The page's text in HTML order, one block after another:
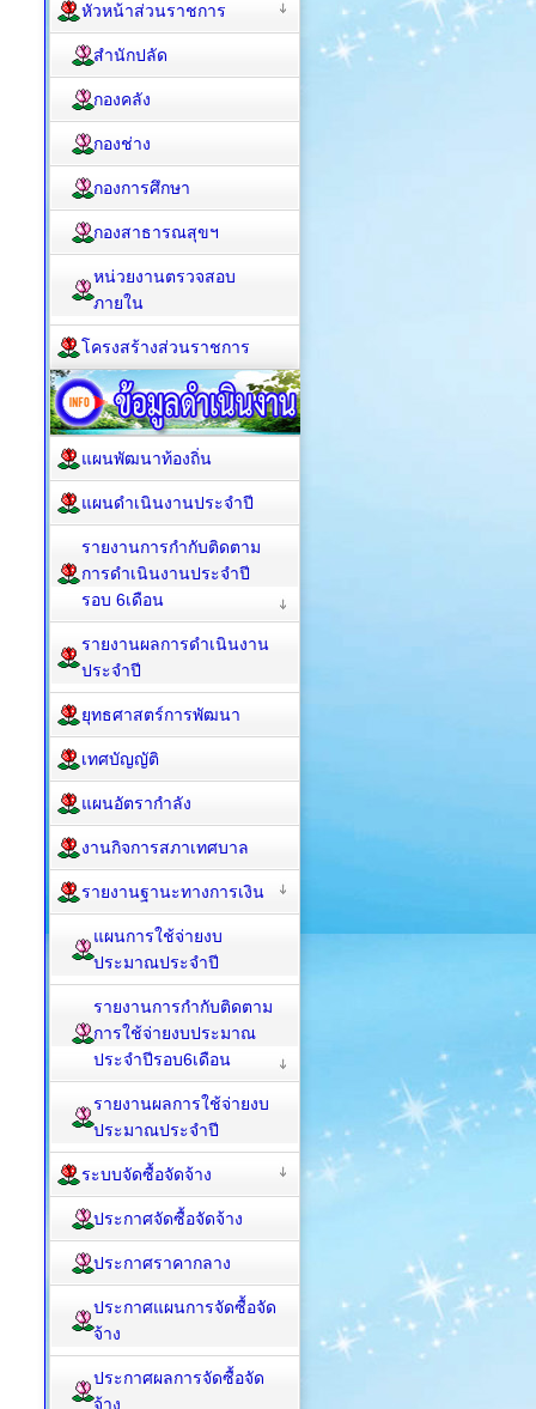
หัวหน้าส่วนราชการ
สำนักปลัด
กองคลัง
กองช่าง
กองการศึกษา
กองสาธารณสุขฯ
หน่วยงานตรวจสอบ
ภายใน
โครงสร้างส่วนราชการ
แผนพัฒนาท้องถิ่น
แผนดำเนินงานประจำปี
รายงานการกำกับติดตาม
การดำเนินงานประจำปี
รอบ 6เดือน
รายงานผลการดำเนินงาน
ประจำปี
ยุทธศาสตร์การพัฒนา
เทศบัญญัติ
แผนอัตรากำลัง
งานกิจการสภาเทศบาล
รายงานฐานะทางการเงิน
แผนการใช้จ่ายงบ
ประมาณประจำปี
รายงานการกำกับติดตาม
การใช้จ่ายงบประมาณ
ประจำปีรอบ6เดือน
รายงานผลการใช้จ่ายงบ
ประมาณประจำปี
ระบบจัดซื้อจัดจ้าง
ประกาศจัดซื้อจัดจ้าง
ประกาศราคากลาง
ประกาศแผนการจัดซื้อจัด
จ้าง
ประกาศผลการจัดซื้อจัด
จ้าง